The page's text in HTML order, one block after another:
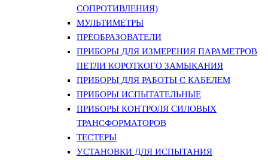
СОПРОТИВЛЕНИЯ)
МУЛЬТИМЕТРЫ
ПРЕОБРАЗОВАТЕЛИ
ПРИБОРЫ ДЛЯ ИЗМЕРЕНИЯ ПАРАМЕТРОВ
ПЕТЛИ КОРОТКОГО ЗАМЫКАНИЯ
ПРИБОРЫ ДЛЯ РАБОТЫ С КАБЕЛЕМ
ПРИБОРЫ ИСПЫТАТЕЛЬНЫЕ
ПРИБОРЫ КОНТРОЛЯ СИЛОВЫХ
ТРАНСФОРМАТОРОВ
ТЕСТЕРЫ
УСТАНОВКИ ДЛЯ ИСПЫТАНИЯ